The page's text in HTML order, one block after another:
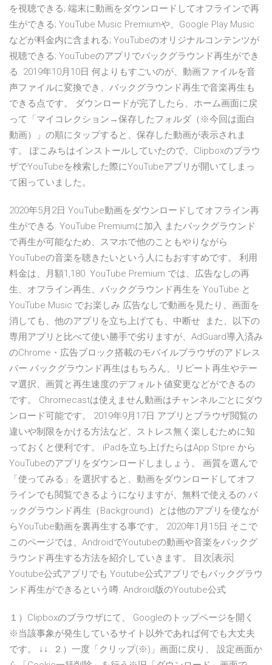
を視聴できる; 端末に動画をダウンロードしてオフラインで再
生ができる; YouTube Music Premiumや、Google Play Music
などが料金内に含まれる; YouTubeのオリジナルコンテンツが
視聴できる; YouTubeのアプリでバックグラウンド再生ができ
る. 2019年10月10日 何よりもすごいのが、動画ファイルを音
声ファイルに変換でき、バックグラウンド再生で音楽再生も
できる点です。 ダウンロードが完了したら、ホーム画面に戻
って「マイコレクション→保存したフォルダ（※今回は面白
動画）」の順にタップすると、保存した動画が表示されま
す。 ぽこみちはインストールしていたので、Clipboxのブラウ
ザでYouTubeを検索した際にYouTubeアプリが開いてしまっ
て困っていました。
2020年5月2日 YouTube動画をダウンロードしてオフライン再
生ができる. YouTube Premiumに加入 またバックグラウンド
で再生が可能なため、スマホで他のこともやりながら
YouTubeの音楽を聴きたいという人にもおすすめです。 利用
料金は、月額1,180 YouTube Premium では、広告なしの再
生、オフライン再生、バックグラウンド再生を YouTube と
YouTube Music でお楽しみ 広⁠告⁠な⁠し⁠で動⁠画⁠を見⁠た⁠り⁠、画⁠面⁠を
消⁠し⁠て⁠も⁠、他⁠のア⁠プ⁠リ⁠を立⁠ち⁠上⁠げ⁠て⁠も⁠、中⁠断⁠せ⁠ また、以下の
専用アプリと比べて使い勝手で劣りますが、AdGuard導入済み
のChrome・広告ブロック搭載のモバイルブラウザのアドレス
バー バックグラウンド再生はもちろん、リピート再生やテー
マ選択、画質と再生速度のデフォルト値変更などができるの
です。 Chromecastは使えません動画はチャンネルごとにダウ
ンロード可能です。 2019年9月17日 アプリとブラウザ閲覧の
違いや制限をかける方法など、ストレス無く楽しむために知
っておくと便利です。 iPadを立ち上げたらはApp Stpre から
YouTubeのアプリをダウンロードしましょう。 画質を選んで
「使ってみる」を選択すると、動画をダウンロードしてオフ
ラインでも閲覧できるようになりますが、無料で使えるの バ
ックグラウンド再生（Background）とは他のアプリを使なが
らYouTube動画を裏再生する事です。 2020年1月15日 そこで
このページでは、AndroidでYoutubeの動画や音楽をバックグ
ラウンド再生する方法を紹介していきます。 目次[表示].
Youtube公式アプリでも Youtube公式アプリでもバックグラウ
ンド再生ができるという噂. Android版のYoutube公式
１）Clipboxのブラウザにて、 Googleのトップページを開く
※当該事象が発生しているサイト以外であれば何でも大丈夫
です。 ↓↓. ２）一度「クリップ(※)」画面に戻り、 設定画面か